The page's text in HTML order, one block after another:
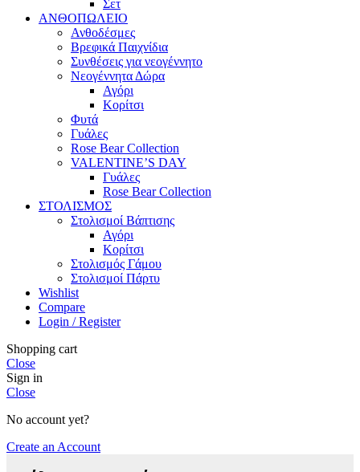
Σετ
ΑΝΘΟΠΩΛΕΙΟ
Ανθοδέσμες
Βρεφικά Παιχνίδια
Συνθέσεις για νεογέννητο
Νεογέννητα Δώρα
Αγόρι
Κορίτσι
Φυτά
Γυάλες
Rose Bear Collection
VALENTINE’S DAY
Γυάλες
Rose Bear Collection
ΣΤΟΛΙΣΜΟΣ
Στολισμοί Βάπτισης
Αγόρι
Κορίτσι
Στολισμός Γάμου
Στολισμοί Πάρτυ
Wishlist
Compare
Login / Register
Shopping cart
Close
Sign in
Close
No account yet?
Create an Account